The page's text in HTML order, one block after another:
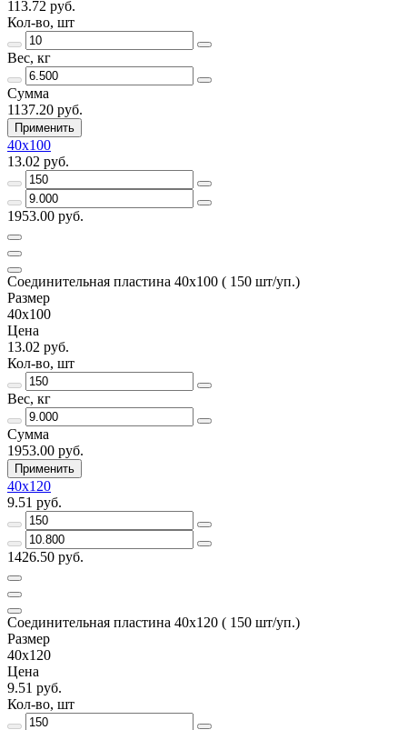
113.72 руб.
Кол-во, шт
Вес, кг
Сумма
1137.20 руб.
Применить
40х100
13.02 руб.
1953.00 руб.
Соединительная пластина 40х100 ( 150 шт/уп.)
Размер
40х100
Цена
13.02 руб.
Кол-во, шт
Вес, кг
Сумма
1953.00 руб.
Применить
40х120
9.51 руб.
1426.50 руб.
Соединительная пластина 40х120 ( 150 шт/уп.)
Размер
40х120
Цена
9.51 руб.
Кол-во, шт